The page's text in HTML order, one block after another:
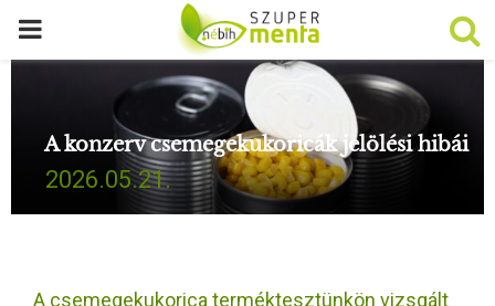
P
M
A konzerv csemegekukoricák jelölési hibái
2026.05.21.
A csemegekukorica terméktesztünkön vizsgált